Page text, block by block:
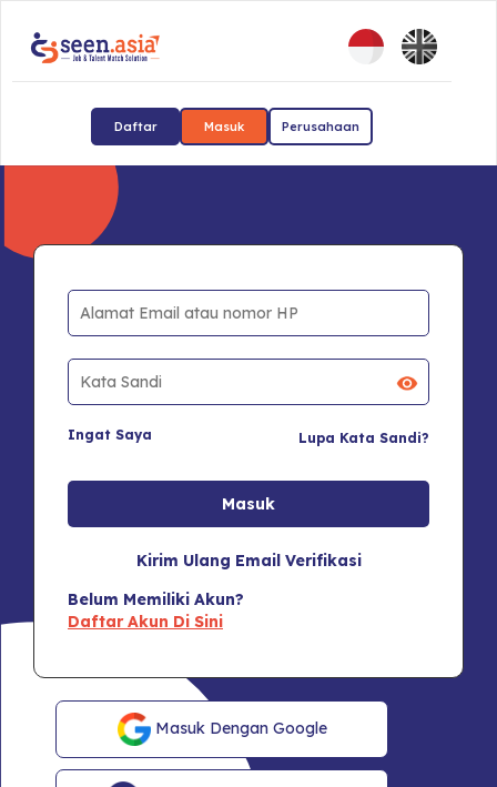
Daftar Masuk Perusahaan
Ingat Saya Lupa Kata Sandi?
Kirim Ulang Email Verifikasi
Belum Memiliki Akun?
Daftar Akun Di Sini
Masuk Dengan Google